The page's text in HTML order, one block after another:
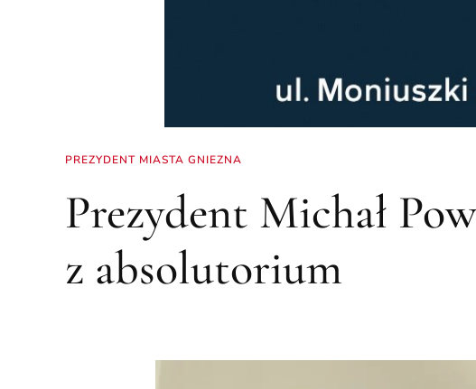
PREZYDENT MIASTA GNIEZNA
Prezydent Michał
z absolutorium